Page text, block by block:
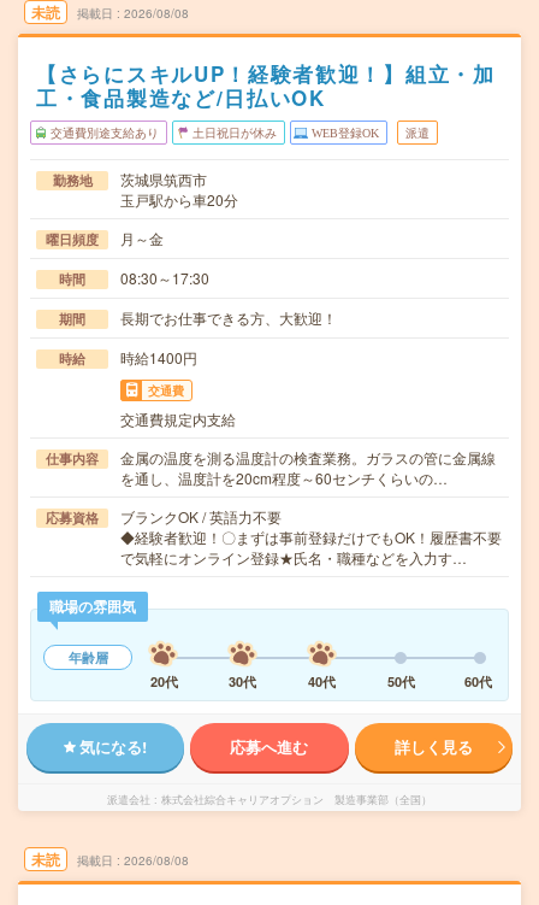
未読 掲載日 2026/08/08
【さらにスキルUP！経験者歓迎！】組立・加
工・食品製造など/日払いOK
交通費別途支給あり 土日祝日が休み WEB登録OK 派遣
勤務地
茨城県筑西市
玉戸駅から車20分
曜日頻度 月～金
時間 08:30～17:30
期間 長期でお仕事できる方、大歓迎！
時給 時給1400円
交通費
交通費規定内支給
仕事内容
金属の温度を測る温度計の検査業務。ガラスの管に金属線
を通し、温度計を20cm程度～60センチくらいの…
応募資格
ブランクOK / 英語力不要
◆経験者歓迎！〇まずは事前登録だけでもOK！履歴書不要
で気軽にオンライン登録★氏名・職種などを入力す…
職場の雰囲気
年齢層
20代
30代 40代 50代 60代
気になる! 応募へ進む 詳しく見る
派遣会社 株式会社綜合キャリアオプション 製造事業部（全国）
未読 掲載日 2026/08/08